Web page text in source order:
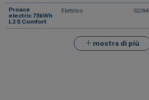
Sedi e Recapiti
News ed Eventi
Proace
electric 75kWh
L2 S Comfort
Elettrico 62/84
mostra di più